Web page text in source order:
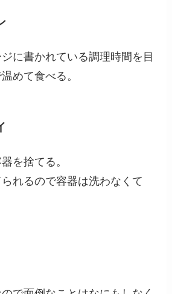
に書かれている調理時間を目
めて食べる。
を捨てる。
れるので容器は洗わなくて